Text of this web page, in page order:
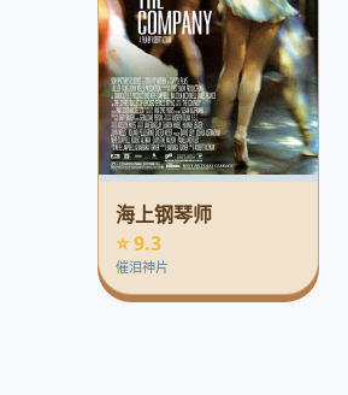
海上钢琴师
⭐ 9.3
催泪神片